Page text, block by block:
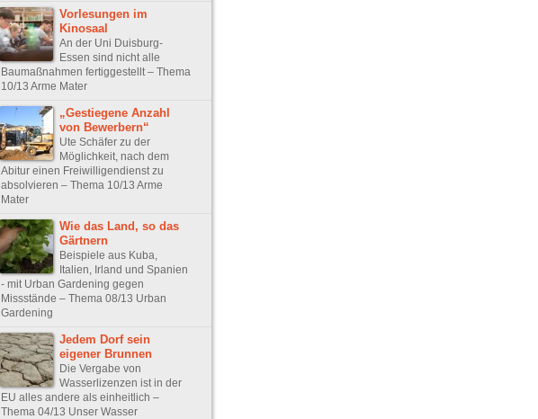
Vorlesungen im
Kinosaal
An der Uni Duisburg-
Essen sind nicht alle
Baumaßnahmen fertiggestellt – Thema
10/13 Arme Mater
„Gestiegene Anzahl
von Bewerbern“
Ute Schäfer zu der
Möglichkeit, nach dem
Abitur einen Freiwilligendienst zu
absolvieren – Thema 10/13 Arme
Mater
Wie das Land, so das
Gärtnern
Beispiele aus Kuba,
Italien, Irland und Spanien
- mit Urban Gardening gegen
Missstände – Thema 08/13 Urban
Gardening
Jedem Dorf sein
eigener Brunnen
Die Vergabe von
Wasserlizenzen ist in der
EU alles andere als einheitlich –
Thema 04/13 Unser Wasser